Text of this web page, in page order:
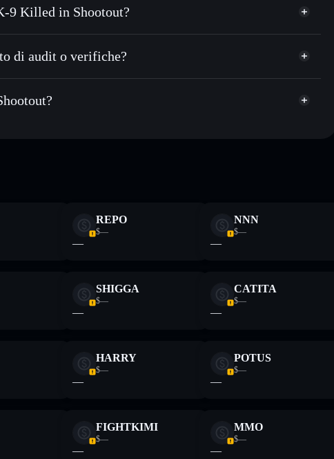
9 Killed in Shootout?
Killed in Shootout
di audit o verifiche?
REPO
$—
—
NNN
$—
—
SHIGGA
$—
—
CATITA
$—
—
HARRY
$—
—
POTUS
$—
—
FIGHTKIMI
$—
—
MMO
$—
—